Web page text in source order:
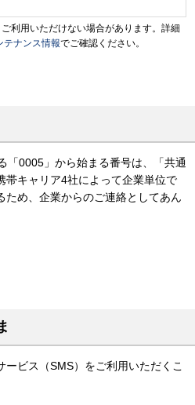
利用いただけない場合があります。詳細
テナンス情報でご確認ください。
「0005」から始まる番号は、「共通
帯キャリア4社によって企業単位で
ため、企業からのご連絡としてあん
ビス（SMS）をご利用いただくこ